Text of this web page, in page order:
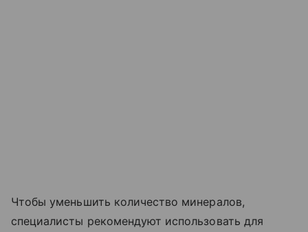
Чтобы уменьшить количество минералов,
специалисты рекомендуют использовать для